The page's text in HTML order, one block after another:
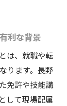
利な背景
は、就職や転
ります。長野
免許や技能講
して現場配属